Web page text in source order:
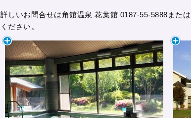
詳しいお問合せは角館温泉 花葉館 0187-55-5888または
ください。